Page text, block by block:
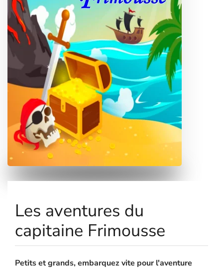
Les aventures du
capitaine Frimousse
Petits et grands, embarquez vite pour l'aventure